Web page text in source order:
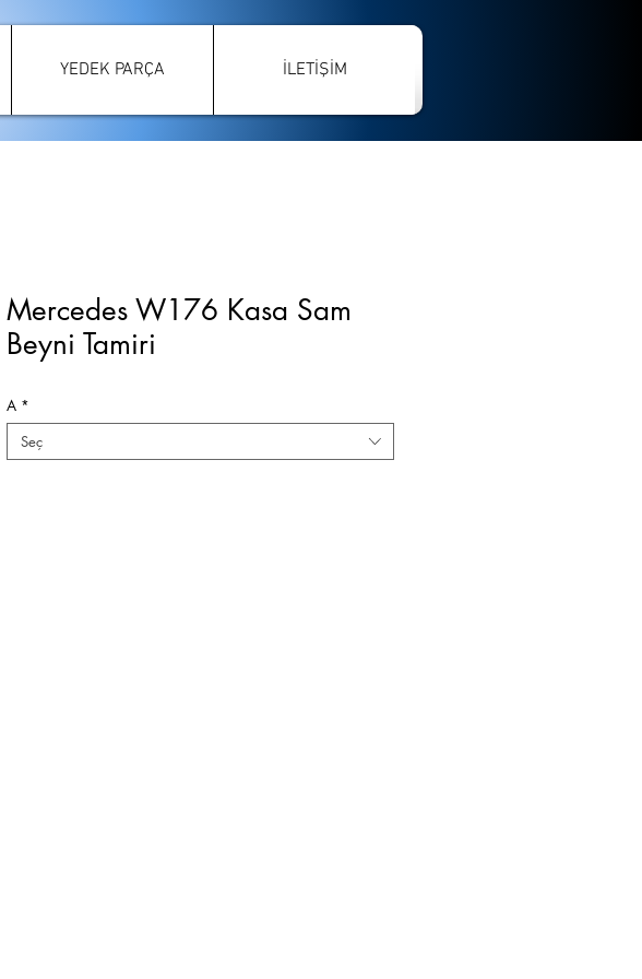
YEDEK PARÇA İLETİŞİM
Mercedes W176 Kasa Sam
Beyni Tamiri
A *
Seç